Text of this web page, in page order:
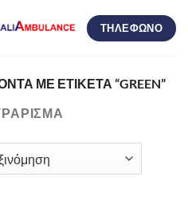
ΤΗΛΕΦΩΝΟ
ΜΕ ΕΤΙΚΈΤΑ “GREEN”